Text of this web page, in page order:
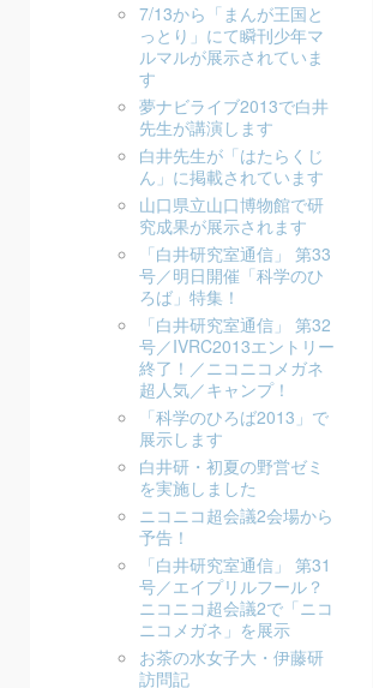
7/13から「まんが王国と
っとり」にて瞬刊少年マ
ルマルが展示されていま
す
夢ナビライブ2013で白井
先生が講演します
白井先生が「はたらくじ
ん」に掲載されています
山口県立山口博物館で研
究成果が展示されます
「白井研究室通信」 第33
号／明日開催「科学のひ
ろば」特集！
「白井研究室通信」 第32
号／IVRC2013エントリー
終了！／ニコニコメガネ
超人気／キャンプ！
「科学のひろば2013」で
展示します
白井研・初夏の野営ゼミ
を実施しました
ニコニコ超会議2会場から
予告！
「白井研究室通信」 第31
号／エイプリルフール？
ニコニコ超会議2で「ニコ
ニコメガネ」を展示
お茶の水女子大・伊藤研
訪問記